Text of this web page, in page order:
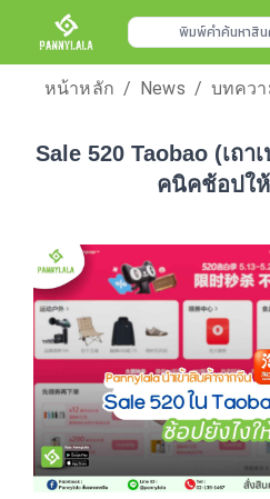
พิมพ์คำค้นหาสินค้า
หน้าหลัก / News / บทคว
Sale 520 Taobao (เถา
คนิคช้อปใ